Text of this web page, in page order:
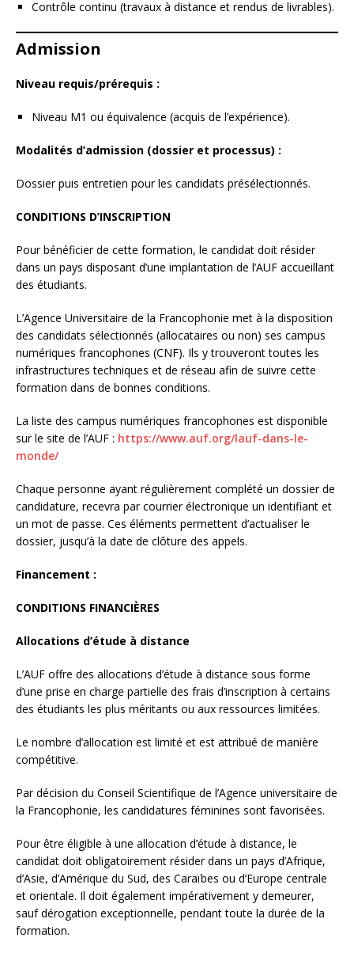
Contrôle continu (travaux à distance et rendus de livrables).
Admission
Niveau requis/prérequis :
Niveau M1 ou équivalence (acquis de l’expérience).
Modalités d’admission (dossier et processus) :
Dossier puis entretien pour les candidats présélectionnés.
CONDITIONS D’INSCRIPTION
Pour bénéficier de cette formation, le candidat doit résider
dans un pays disposant d’une implantation de l’AUF accueillant
des étudiants.
L’Agence Universitaire de la Francophonie met à la disposition
des candidats sélectionnés (allocataires ou non) ses campus
numériques francophones (CNF). Ils y trouveront toutes les
infrastructures techniques et de réseau afin de suivre cette
formation dans de bonnes conditions.
La liste des campus numériques francophones est disponible
sur le site de l’AUF : https://www.auf.org/lauf-dans-le-
monde/
Chaque personne ayant régulièrement complété un dossier de
candidature, recevra par courrier électronique un identifiant et
un mot de passe. Ces éléments permettent d’actualiser le
dossier, jusqu’à la date de clôture des appels.
Financement :
CONDITIONS FINANCIÈRES
Allocations d’étude à distance
L’AUF offre des allocations d’étude à distance sous forme
d’une prise en charge partielle des frais d’inscription à certains
des étudiants les plus méritants ou aux ressources limitées.
Le nombre d’allocation est limité et est attribué de manière
compétitive.
Par décision du Conseil Scientifique de l’Agence universitaire de
la Francophonie, les candidatures féminines sont favorisées.
Pour être éligible à une allocation d’étude à distance, le
candidat doit obligatoirement résider dans un pays d’Afrique,
d’Asie, d’Amérique du Sud, des Caraïbes ou d’Europe centrale
et orientale. Il doit également impérativement y demeurer,
sauf dérogation exceptionnelle, pendant toute la durée de la
formation.